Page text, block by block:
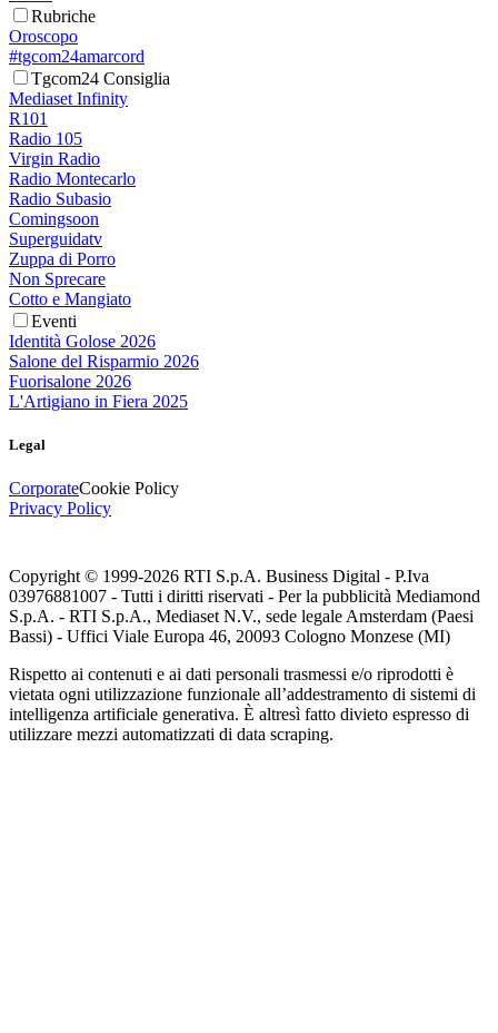
Rubriche
Oroscopo
#tgcom24amarcord
Tgcom24 Consiglia
Mediaset Infinity
R101
Radio 105
Virgin Radio
Radio Montecarlo
Radio Subasio
Comingsoon
Superguidatv
Zuppa di Porro
Non Sprecare
Cotto e Mangiato
Eventi
Identità Golose 2026
Salone del Risparmio 2026
Fuorisalone 2026
L'Artigiano in Fiera 2025
Legal
CorporateCookie Policy
Privacy Policy
Copyright © 1999-2026 RTI S.p.A. Business Digital - P.Iva
03976881007 - Tutti i diritti riservati - Per la pubblicità Mediamond
S.p.A. - RTI S.p.A., Mediaset N.V., sede legale Amsterdam (Paesi
Bassi) - Uffici Viale Europa 46, 20093 Cologno Monzese (MI)
Rispetto ai contenuti e ai dati personali trasmessi e/o riprodotti è
vietata ogni utilizzazione funzionale all’addestramento di sistemi di
intelligenza artificiale generativa. È altresì fatto divieto espresso di
utilizzare mezzi automatizzati di data scraping.